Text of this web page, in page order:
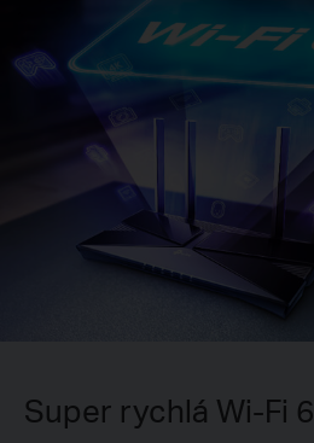
Super rychlá Wi-Fi 6